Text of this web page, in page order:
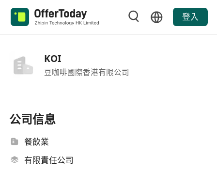
登入
KOI
豆咖啡國際香港有限公司
公司信息
餐飲業
有限責任公司